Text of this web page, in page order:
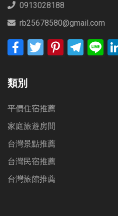
0913028188
rb25678580@gmail.com
FacebookTwitter PinterestTelegram
Line
類別
平價住宿推薦
家庭旅遊房間
台灣景點推薦
台灣民宿推薦
台灣旅館推薦